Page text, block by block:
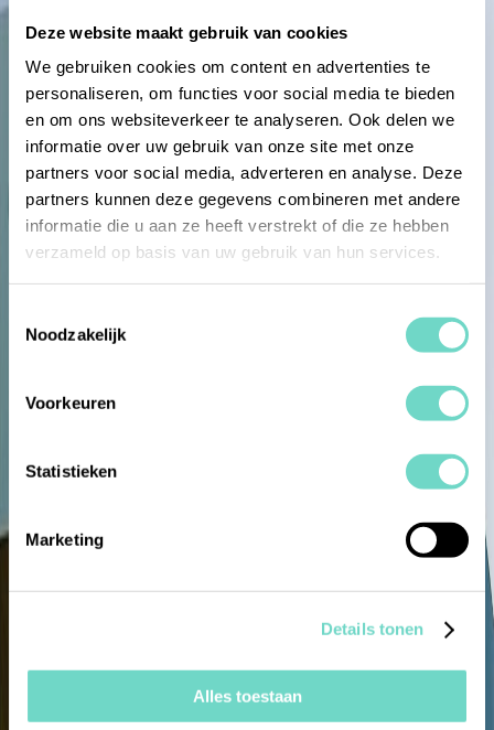
Deze website maakt gebruik van cookies
We gebruiken cookies om content en advertenties te
personaliseren, om functies voor social media te bieden
en om ons websiteverkeer te analyseren. Ook delen we
informatie over uw gebruik van onze site met onze
partners voor social media, adverteren en analyse. Deze
partners kunnen deze gegevens combineren met andere
informatie die u aan ze heeft verstrekt of die ze hebben
verzameld op basis van uw gebruik van hun services.
Noodzakelijk
Voorkeuren
Statistieken
Marketing
Details tonen
Alles toestaan